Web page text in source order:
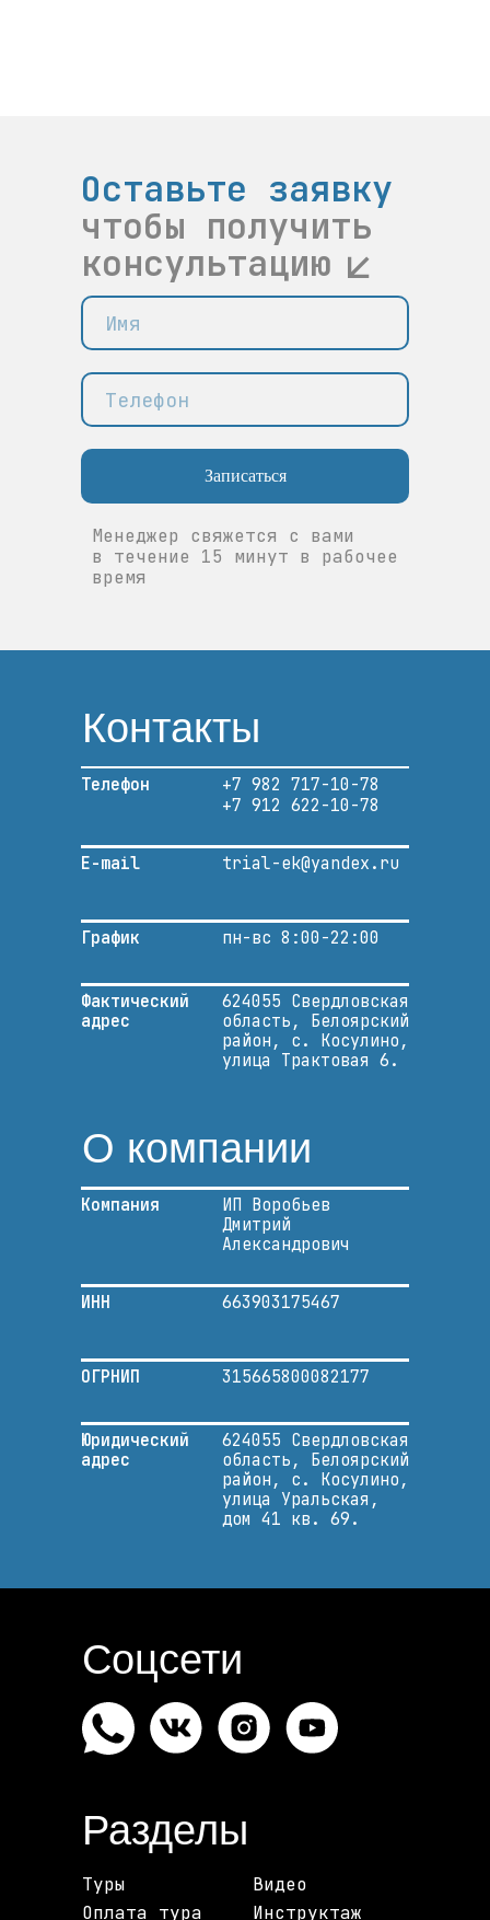
Записаться
Менеджер свяжется с вами
в течение 15 минут в рабочее
время
Оставьте заявку
чтобы получить
консультацию
Контакты
О компании
Телефон
+7 982 717-10-78
+7 912 622-10-78
E-mail trial-ek@yandex.ru
График пн-вс 8:00-22:00
Фактический
адрес
624055 Свердловская
область, Белоярский
район, с. Косулино,
улица Трактовая 6.
Юридический
адрес
624055 Свердловская
область, Белоярский
район, с. Косулино,
улица Уральская,
дом 41 кв. 69.
ОГРНИП 315665800082177
ИНН
Компания
663903175467
ИП Воробьев
Дмитрий
Александрович
Соцсети
Разделы
Туры
Оплата тура
Видео
Инструктаж